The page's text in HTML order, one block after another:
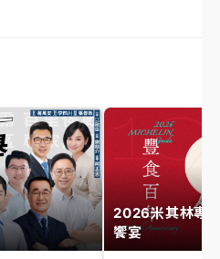
2026米其林專
饗宴